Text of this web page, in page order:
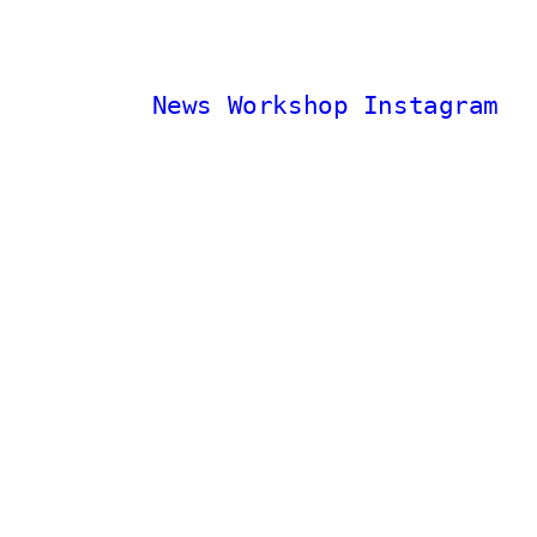
News Workshop Instagram